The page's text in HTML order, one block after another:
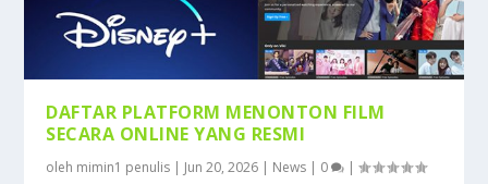
DAFTAR PLATFORM MENONTON FILM
SECARA ONLINE YANG RESMI
oleh mimin1 penulis | Jun 20, 2026 | News | 0 |